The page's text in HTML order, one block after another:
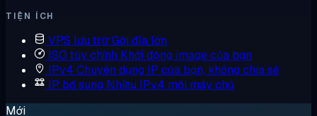
TIỆN ÍCH
VPS lưu trữGói đĩa lớn
ISO tùy chỉnh Khởi động image của bạn
IPv4 Chuyên dụng IP của bạn, không chia sẻ
IP bổ sung Nhiều IPv4 mỗi máy chủ
Mới